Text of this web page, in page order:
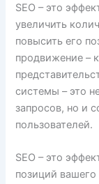
SEO – это
увеличить
повысить его
продвижение –
системы – это
запросов, но и
пользователей.
SEO – это
позиций